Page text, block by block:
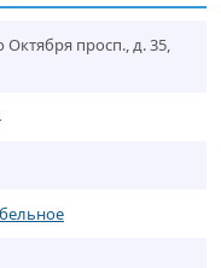
Октября просп., д. 35,